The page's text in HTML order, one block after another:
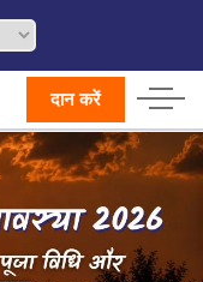
दान करें